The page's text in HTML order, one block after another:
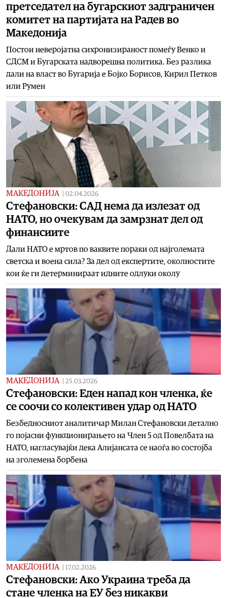
претседател на бугарскиот задграничен
комитет на партијата на Радев во
Македонија
Постои неверојатна сихронизираност помеѓу Венко и
СДСМ и Бугарската надворешна политика. Без разлика
дали на власт во Бугарија е Бојко Борисов, Кирил Петков
или Румен
МАКЕДОНИЈА 02.04.2026
Стефановски: САД нема да излезат од
НАТО, но очекувам да замрзнат дел од
финансиите
Дали НАТО е мртов по ваквите пораки од најголемата
светска и воена сила? За дел од експертите, околностите
кои ќе ги детерминираат идните одлуки околу
МАКЕДОНИЈА 25.03.2026
Стефановски: Еден напад кон членка, ќе
се соочи со колективен удар од НАТО
Безбедносниот аналитичар Милан Стефановски детално
го појасни функционирањето на Член 5 од Повелбата на
НАТО, нагласувајќи дека Алијансата се наоѓа во состојба
на зголемена борбена
МАКЕДОНИЈА 17.02.2026
Стефановски: Ако Украина треба да
стане членка на ЕУ без никакви